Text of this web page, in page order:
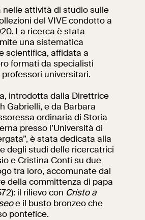
nelle attività di studio sulle
del VIVE condotto a
La ricerca è stata
una sistematica
scientifica, affidata a
formati da specialisti
universitari.
introdotta dalla Direttrice
Gabrielli, e da Barbara
ordinaria di Storia
presso l’Università di
è stata dedicata alla
degli studi delle ricercatrici
e Cristina Conti su due
tra loro, accomunate dal
della committenza di papa
il rilievo con Cristo a
e il busto bronzeo che
pontefice.